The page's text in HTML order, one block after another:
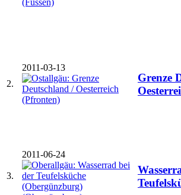
2.
2011-03-13
Grenze
3.
2011-06-24